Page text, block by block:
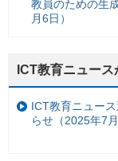
教員のための生
月6日）
ICT教育ニュー
ICT教育ニュー
らせ（2025年7月